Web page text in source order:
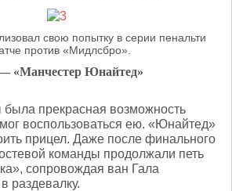
свою попытку в серии пенальти
против «Мидлсбро».
«Манчестер Юнайтед»
прекрасная возможность
воспользоваться ею. «Юнайтед»
прицел. Даже после финального
команды продолжали петь
сопровождая ван Гала
раздевалку.